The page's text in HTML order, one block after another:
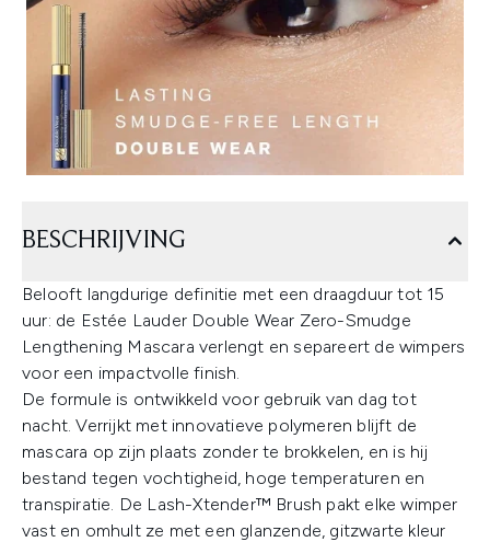
BESCHRIJVING
Belooft langdurige definitie met een draagduur tot 15
uur: de Estée Lauder Double Wear Zero-Smudge
Lengthening Mascara verlengt en separeert de wimpers
voor een impactvolle finish.
De formule is ontwikkeld voor gebruik van dag tot
nacht. Verrijkt met innovatieve polymeren blijft de
mascara op zijn plaats zonder te brokkelen, en is hij
bestand tegen vochtigheid, hoge temperaturen en
transpiratie. De Lash-Xtender™ Brush pakt elke wimper
vast en omhult ze met een glanzende, gitzwarte kleur